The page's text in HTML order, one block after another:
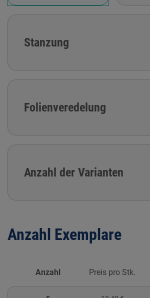
Stanzung
Folienveredelung
Anzahl der Varianten
Anzahl Exemplare
Anzahl Preis pro Stk.